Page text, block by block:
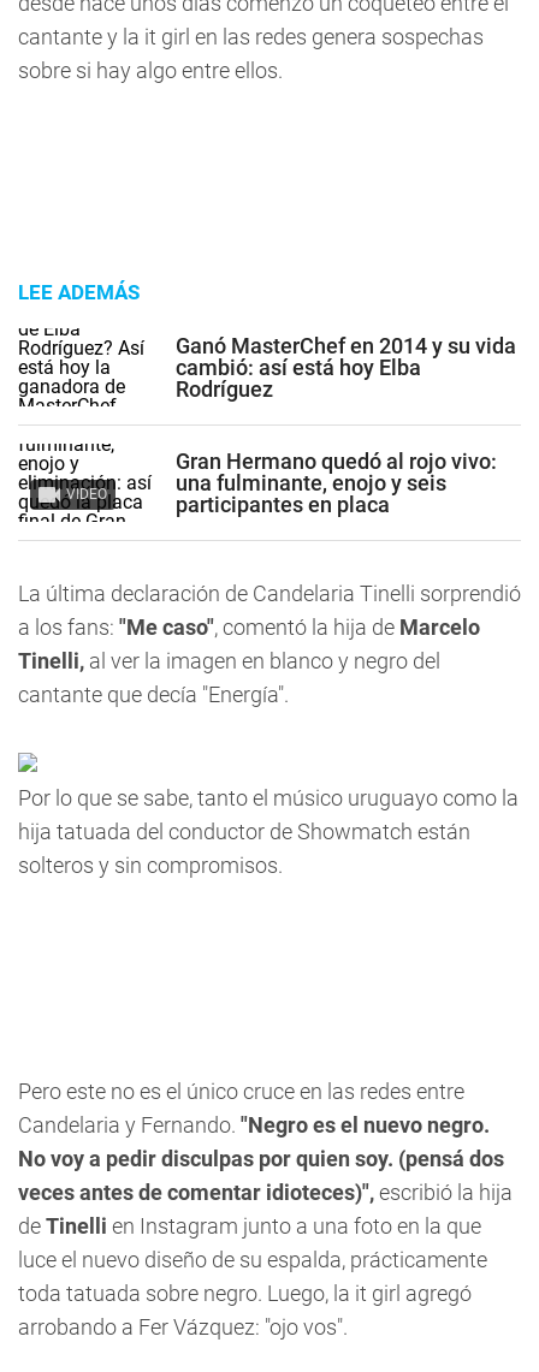
cantante y la it girl en las redes genera sospechas
sobre si hay algo entre ellos.
LEE ADEMÁS
Ganó MasterChef en 2014 y su vida
cambió: así está hoy Elba
Rodríguez
VIDEO
Gran Hermano quedó al rojo vivo:
una fulminante, enojo y seis
participantes en placa
La última declaración de Candelaria Tinelli sorprendió
a los fans: "Me caso", comentó la hija de Marcelo
Tinelli, al ver la imagen en blanco y negro del
cantante que decía "Energía".
Por lo que se sabe, tanto el músico uruguayo como la
hija tatuada del conductor de Showmatch están
solteros y sin compromisos.
Pero este no es el único cruce en las redes entre
Candelaria y Fernando. "Negro es el nuevo negro.
No voy a pedir disculpas por quien soy. (pensá dos
veces antes de comentar idioteces)",escribió la hija
deTinelli en Instagram junto a una foto en la que
luce el nuevo diseño de su espalda, prácticamente
toda tatuada sobre negro. Luego, la it girl agregó
arrobando a Fer Vázquez: "ojo vos".